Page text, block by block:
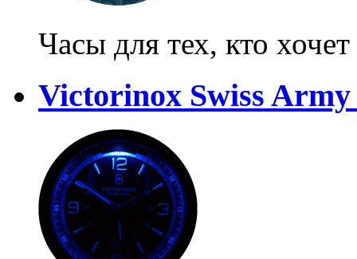
Часы для тех, кто
Victorinox Swiss